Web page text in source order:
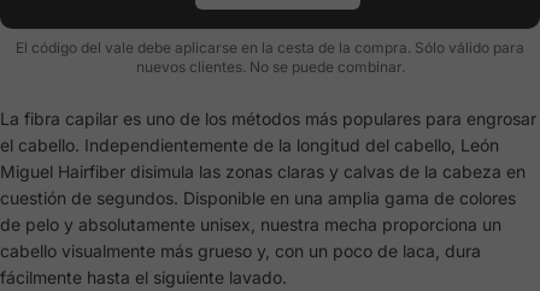
El código del vale debe aplicarse en la cesta de la compra. Sólo válido para
nuevos clientes. No se puede combinar.
La fibra capilar es uno de los métodos más populares para engrosar
el cabello. Independientemente de la longitud del cabello, León
Miguel Hairfiber disimula las zonas claras y calvas de la cabeza en
cuestión de segundos. Disponible en una amplia gama de colores
de pelo y absolutamente unisex, nuestra mecha proporciona un
cabello visualmente más grueso y, con un poco de laca, dura
fácilmente hasta el siguiente lavado.